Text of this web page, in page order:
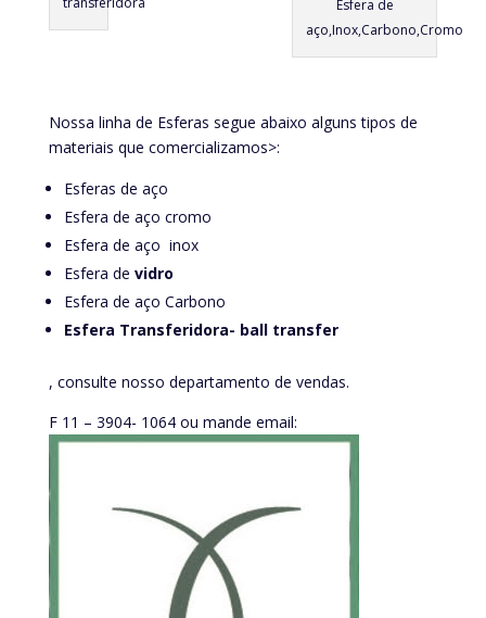
Esfera de
aço,Inox,Carbono,Cromo
Nossa linha de Esferas segue abaixo alguns tipos de
materiais que comercializamos>:
Esferas de aço
Esfera de aço cromo
Esfera de aço inox
Esfera de vidro
Esfera de aço Carbono
Esfera Transferidora- ball transfer
, consulte nosso departamento de vendas.
F 11 – 3904- 1064 ou mande email: